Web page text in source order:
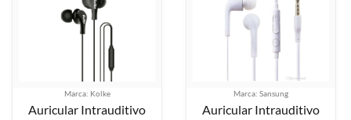
Marca: Kolke
Auricular Intrauditivo
Marca: Sansung
Auricular Intrauditivo